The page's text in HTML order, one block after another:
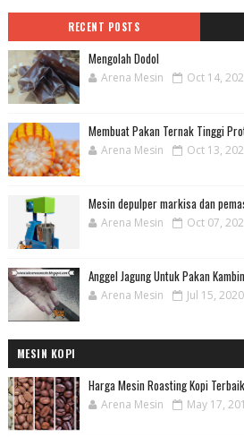
RECENT POSTS
Mengolah Dodol
Arena Mesin Oct 14,
Membuat Pakan Ternak Tinggi
Arena Mesin Oct 13,
Mesin depulper markisa dan
Arena Mesin Oct 07,
Anggel Jagung Untuk Pakan
Arena Mesin Jul 15, 2020
MESIN KOPI
Harga Mesin Roasting Kopi Terbaik
Arena Mesin May 17,